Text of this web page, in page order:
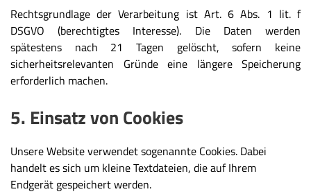
Rechtsgrundlage der Verarbeitung ist Art. 6 Abs. 1 lit. f
DSGVO (berechtigtes Interesse). Die Daten werden
spätestens nach 21 Tagen gelöscht, sofern keine
sicherheitsrelevanten Gründe eine längere Speicherung
erforderlich machen.
5. Einsatz von Cookies
Unsere Website verwendet sogenannte Cookies. Dabei
handelt es sich um kleine Textdateien, die auf Ihrem
Endgerät gespeichert werden.